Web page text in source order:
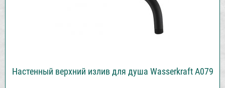
Настенный верхний излив для душа Wasserkraft A079